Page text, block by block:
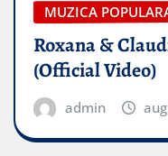
MUZICA
Roxana &
(Official Video)
admin